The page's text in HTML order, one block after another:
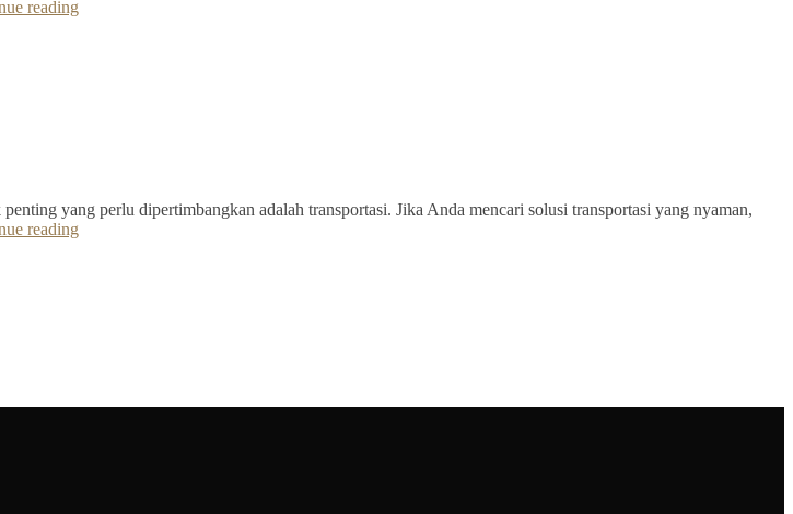
reading
yang perlu dipertimbangkan adalah transportasi. Jika Anda mencari solusi transportasi yang nyaman,
reading